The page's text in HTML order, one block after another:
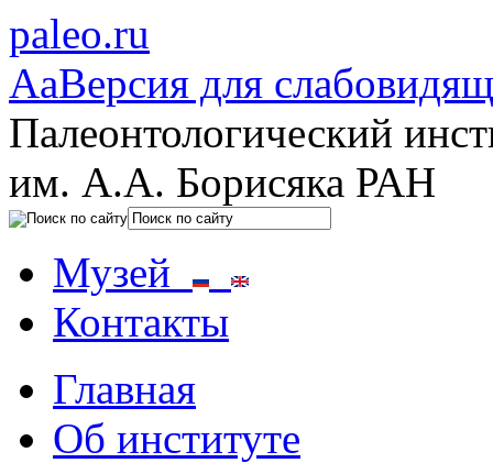
paleo.ru
AaВерсия для
Палеонтологический
им. А.А. Борисяка РАН
Музей
Контакты
Главная
Об институте